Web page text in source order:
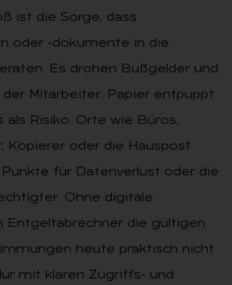
ist die Sorge, dass
oder -dokumente in die
Es drohen Bußgelder und
der Mitarbei­ter. Papier entpuppt
als Risiko. Orte wie Büros,
Kopierer oder die Hauspost
Punkte für Daten­verlust oder die
Ohne digitale
Entgeltabrechner die gültigen
heute praktisch nicht
mit klaren Zugriffs- und